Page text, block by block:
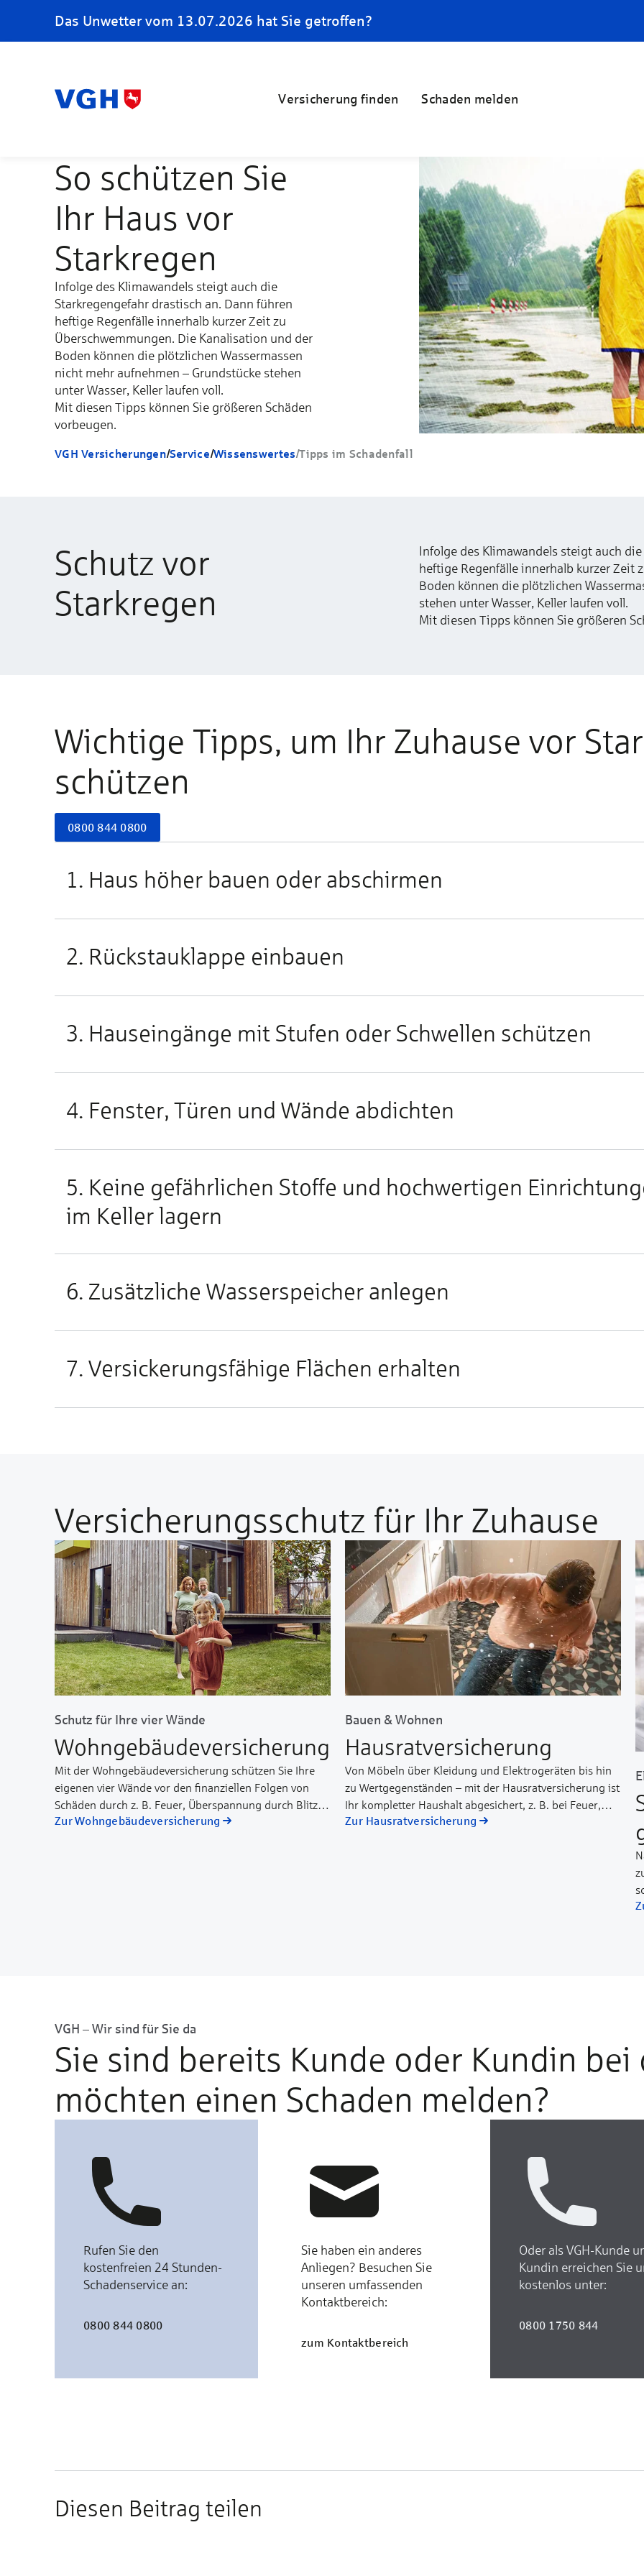
Das Unwetter vom 13.07.2026 hat Sie getroffen?
Versicherung finden Schaden melden
So schützen Sie
Ihr Haus vor
Starkregen
Infolge des Klimawandels steigt auch die
Starkregengefahr drastisch an. Dann führen
heftige Regenfälle innerhalb kurzer Zeit zu
Überschwemmungen. Die Kanalisation und der
Boden können die plötzlichen Wassermassen
nicht mehr aufnehmen – Grundstücke stehen
unter Wasser, Keller laufen voll.
Mit diesen Tipps können Sie größeren Schäden
vorbeugen.
VGH Versicherungen/Service/Wissenswertes/Tipps im Schadenfall
Schutz vor
Starkregen
Infolge des Klimawandels steigt auch
heftige Regenfälle innerhalb kurzer Zeit
Boden können die plötzlichen
stehen unter Wasser, Keller laufen voll.
Mit diesen Tipps können Sie größeren
Wichtige Tipps, um Ihr Zuhause vor
schützen
0800 844 0800
1. Haus höher bauen oder abschirmen
2. Rückstauklappe einbauen
3. Hauseingänge mit Stufen oder Schwellen schützen
4. Fenster, Türen und Wände abdichten
5. Keine gefährlichen Stoffe und hochwertigen
im Keller lagern
6. Zusätzliche Wasserspeicher anlegen
7. Versickerungsfähige Flächen erhalten
Versicherungsschutz für Ihr Zuhause
Schutz für Ihre vier Wände
Wohngebäude­versicherung
Mit der Wohngebäudeversicherung schützen Sie Ihre
eigenen vier Wände vor den finanziellen Folgen von
Schäden durch z. B. Feuer, Überspannung durch Blitz,
Leitungswasser, Rohrbruch, Sturm, Hagel, Starkregen
Zur Wohngebäude­versicherung
Bauen & Wohnen
Haus­rat­ver­sicherung
Von Möbeln über Kleidung und Elektrogeräten bis hin
zu Wertgegenständen – mit der Hausratversicherung ist
Ihr kompletter Haushalt abgesichert, z. B. bei Feuer,
Einbruch, Beraubung, Vandalismus bei Einbruch,
Zur Hausratversicherung
VGH – Wir sind für Sie da
Sie sind bereits Kunde oder Kundin bei
möchten einen Schaden melden?
Rufen Sie den
kostenfreien 24 Stunden-
Schadenservice an:
0800 844 0800
Sie haben ein anderes
Anliegen? Besuchen Sie
unseren umfassenden
Kontaktbereich:
zum Kontaktbereich
Oder als VGH-Kunde
Kundin erreichen Sie
kostenlos unter:
0800 1750 844
Diesen Beitrag teilen